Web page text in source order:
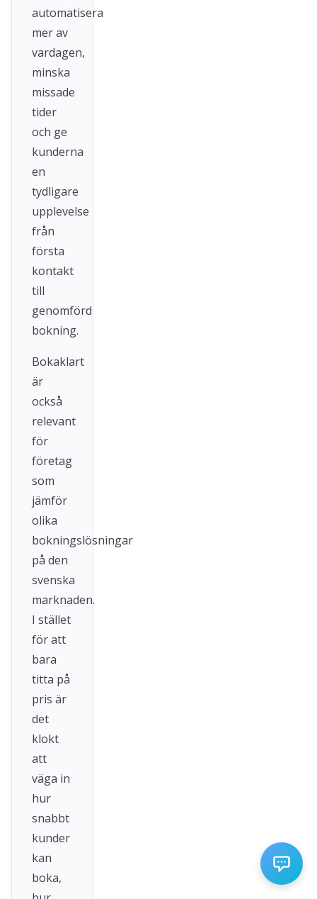
automatisera
mer av
vardagen,
minska
missade
tider
och ge
kunderna
en
tydligare
upplevelse
från
första
kontakt
till
genomförd
bokning.
Bokaklart
är
också
relevant
för
företag
som
jämför
olika
bokningslösningar
på den
svenska
marknaden.
I stället
för att
bara
titta på
pris är
det
klokt
att
väga in
hur
snabbt
kunder
kan
boka,